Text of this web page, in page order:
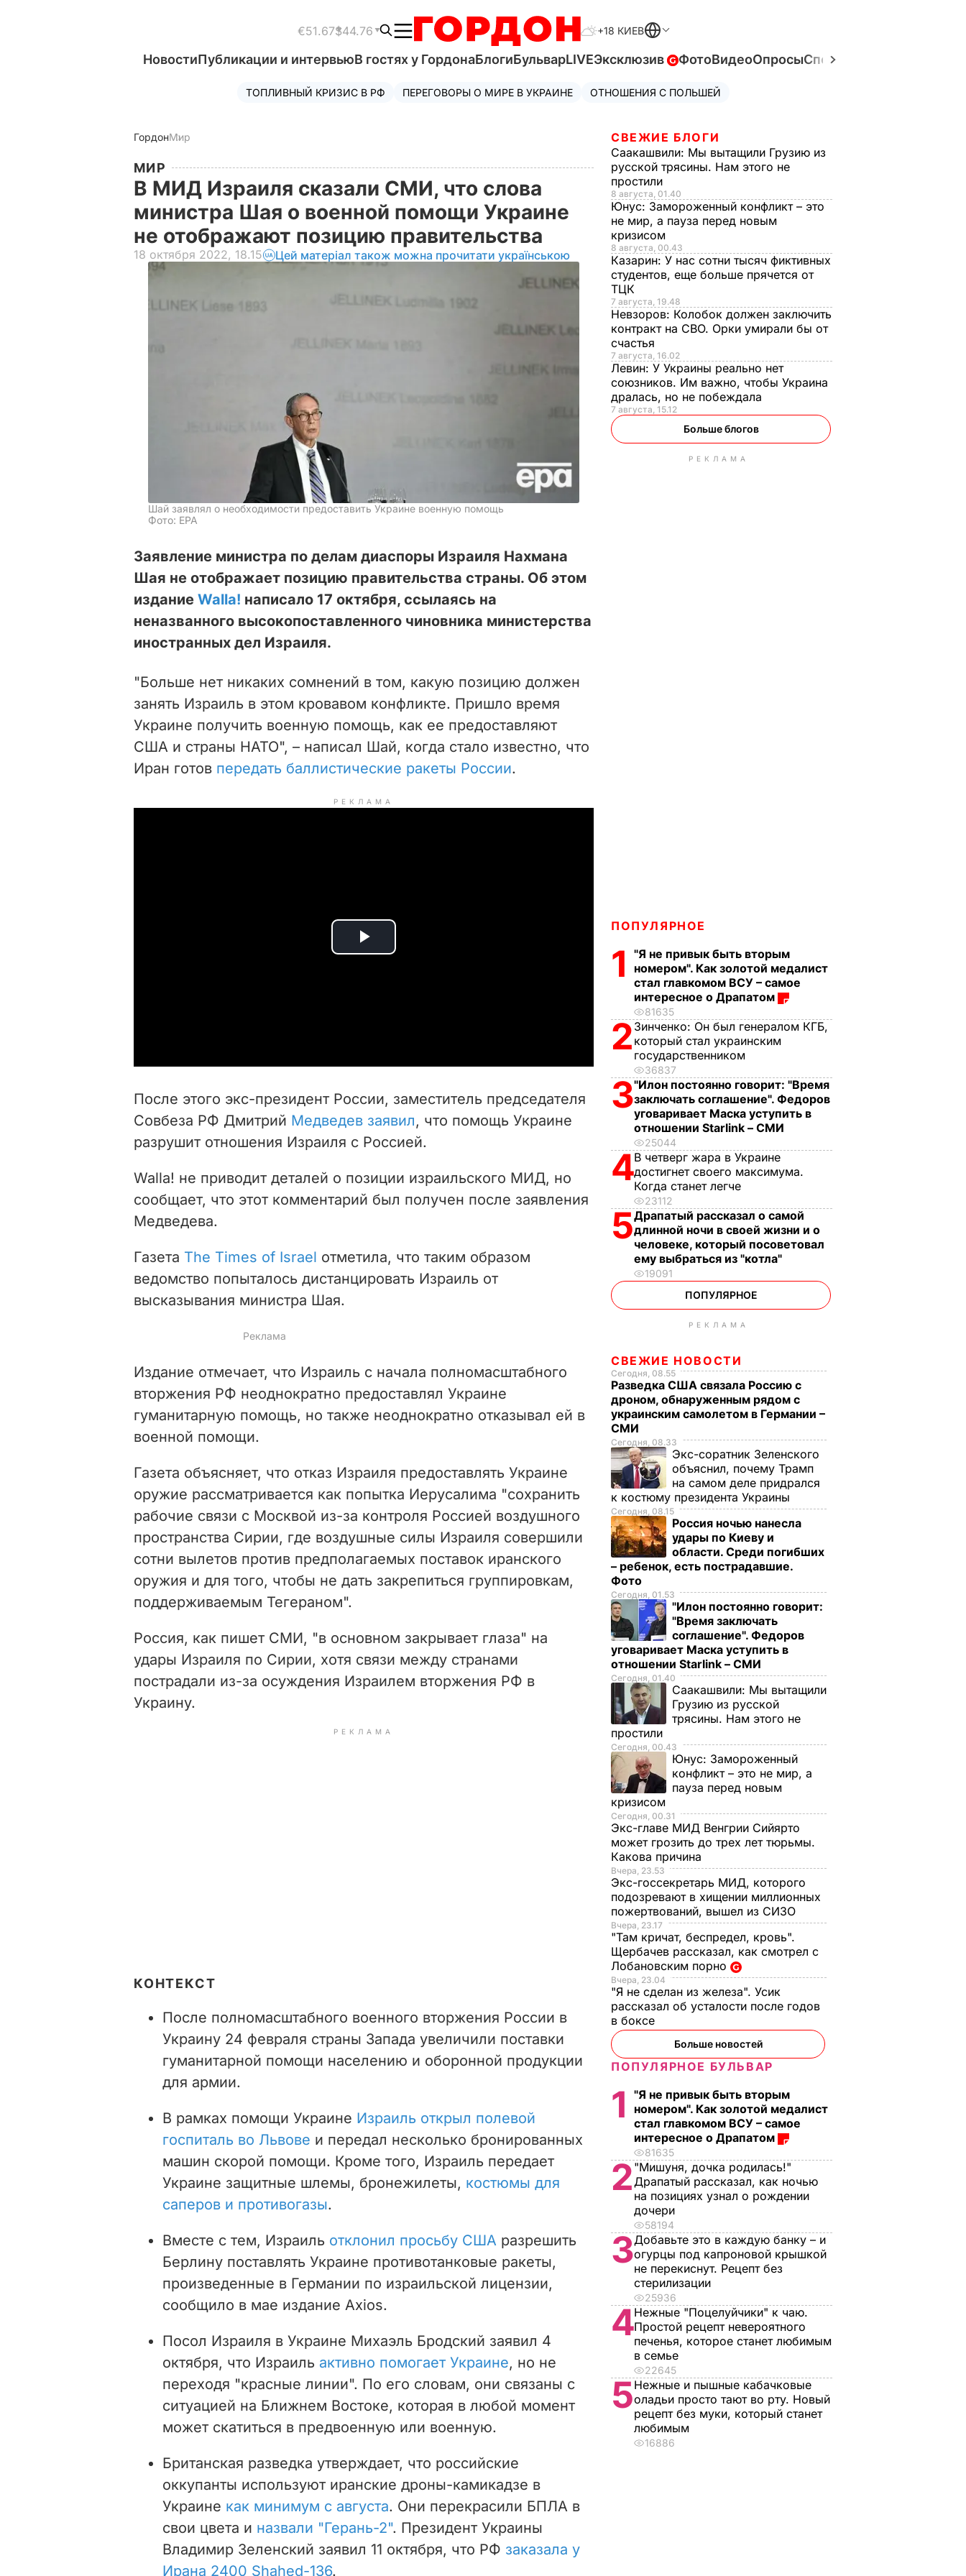
€51.67$44.76 +18 КИЕВ
НовостиПубликации и интервьюВ гостях у ГордонаБлогиБульварLIVEЭксклюзив ФотоВидеоОпросыСпецпроекты
ТОПЛИВНЫЙ КРИЗИС В РФ ПЕРЕГОВОРЫ О МИРЕ В УКРАИНЕ ОТНОШЕНИЯ С ПОЛЬШЕЙ
ГордонМир
МИР
В МИД Израиля сказали СМИ, что слова
министра Шая о военной помощи Украине
не отображают позицию правительства
18 октября 2022, 18.15 Цей матеріал також можна прочитати українською
Шай заявлял о необходимости предоставить Украине военную помощь
Фото: ЕРА
Заявление министра по делам диаспоры Израиля Нахмана
Шая не отображает позицию правительства страны. Об этом
издание Walla! написало 17 октября, ссылаясь на
неназванного высокопоставленного чиновника министерства
иностранных дел Израиля.
"Больше нет никаких сомнений в том, какую позицию должен
занять Израиль в этом кровавом конфликте. Пришло время
Украине получить военную помощь, как ее предоставляют
США и страны НАТО", – написал Шай, когда стало известно, что
Иран готов передать баллистические ракеты России.
РЕКЛАМА
P
i
d
e
o
После этого экс-президент России, заместитель председателя
Совбеза РФ Дмитрий Медведев заявил, что помощь Украине
разрушит отношения Израиля с Россией.
Walla! не приводит деталей о позиции израильского МИД, но
сообщает, что этот комментарий был получен после заявления
Медведева.
Газета The Times of Israel отметила, что таким образом
ведомство попыталось дистанцировать Израиль от
высказывания министра Шая.
Издание отмечает, что Израиль с начала полномасштабного
вторжения РФ неоднократно предоставлял Украине
гуманитарную помощь, но также неоднократно отказывал ей в
военной помощи.
Газета объясняет, что отказ Израиля предоставлять Украине
оружие рассматривается как попытка Иерусалима "сохранить
рабочие связи с Москвой из-за контроля Россией воздушного
пространства Сирии, где воздушные силы Израиля совершили
сотни вылетов против предполагаемых поставок иранского
оружия и для того, чтобы не дать закрепиться группировкам,
поддерживаемым Тегераном".
Россия, как пишет СМИ, "в основном закрывает глаза" на
удары Израиля по Сирии, хотя связи между странами
пострадали из-за осуждения Израилем вторжения РФ в
Украину.
РЕКЛАМА
КОНТЕКСТ
После полномасштабного военного вторжения России в
Украину 24 февраля страны Запада увеличили поставки
гуманитарной помощи населению и оборонной продукции
для армии.
В рамках помощи Украине Израиль открыл полевой
госпиталь во Львове и передал несколько бронированных
машин скорой помощи. Кроме того, Израиль передает
Украине защитные шлемы, бронежилеты, костюмы для
саперов и противогазы.
Вместе с тем, Израиль отклонил просьбу США разрешить
Берлину поставлять Украине противотанковые ракеты,
произведенные в Германии по израильской лицензии,
сообщило в мае издание Axios.
Посол Израиля в Украине Михаэль Бродский заявил 4
октября, что Израиль активно помогает Украине, но не
переходя "красные линии". По его словам, они связаны с
ситуацией на Ближнем Востоке, которая в любой момент
может скатиться в предвоенную или военную.
Британская разведка утверждает, что российские
оккупанты используют иранские дроны-камикадзе в
Украине как минимум с августа. Они перекрасили БПЛА в
свои цвета и назвали "Герань-2". Президент Украины
Владимир Зеленский заявил 11 октября, что РФ заказала у
Ирана 2400 Shahed-136.
СВЕЖИЕ БЛОГИ
Саакашвили: Мы вытащили Грузию из
русской трясины. Нам этого не
простили
8 августа, 01.40
Юнус: Замороженный конфликт – это
не мир, а пауза перед новым
кризисом
8 августа, 00.43
Казарин: У нас сотни тысяч фиктивных
студентов, еще больше прячется от
ТЦК
7 августа, 19.48
Невзоров: Колобок должен заключить
контракт на СВО. Орки умирали бы от
счастья
7 августа, 16.02
Левин: У Украины реально нет
союзников. Им важно, чтобы Украина
дралась, но не побеждала
7 августа, 15.12
Больше блогов
РЕКЛАМА
ПОПУЛЯРНОЕ
1
"Я не привык быть вторым
номером". Как золотой медалист
стал главкомом ВСУ – самое
интересное о Драпатом
81635
2 Зинченко: Он был генералом КГБ,
который стал украинским
государственником
36837
3"Илон постоянно говорит: "Время
заключать соглашение". Федоров
уговаривает Маска уступить в
отношении Starlink – СМИ
25044
4В четверг жара в Украине
достигнет своего максимума.
Когда станет легче
23112
5Драпатый рассказал о самой
длинной ночи в своей жизни и о
человеке, который посоветовал
ему выбраться из "котла"
19091
ПОПУЛЯРНОЕ
РЕКЛАМА
СВЕЖИЕ НОВОСТИ
Сегодня, 08.55
Разведка США связала Россию с
дроном, обнаруженным рядом с
украинским самолетом в Германии –
СМИ
Сегодня, 08.33
Экс-соратник Зеленского
объяснил, почему Трамп
на самом деле придрался
к костюму президента Украины
Сегодня, 08.15
Россия ночью нанесла
удары по Киеву и
области. Среди погибших
– ребенок, есть пострадавшие.
Фото
Сегодня, 01.53
"Илон постоянно говорит:
"Время заключать
соглашение". Федоров
уговаривает Маска уступить в
отношении Starlink – СМИ
Сегодня, 01.40
Саакашвили: Мы вытащили
Грузию из русской
трясины. Нам этого не
простили
Сегодня, 00.43
Юнус: Замороженный
конфликт – это не мир, а
пауза перед новым
кризисом
Сегодня, 00.31
Экс-главе МИД Венгрии Сийярто
может грозить до трех лет тюрьмы.
Какова причина
Вчера, 23.53
Экс-госсекретарь МИД, которого
подозревают в хищении миллионных
пожертвований, вышел из СИЗО
Вчера, 23.17
"Там кричат, беспредел, кровь".
Щербачев рассказал, как смотрел с
Лобановским порно
Вчера, 23.04
"Я не сделан из железа". Усик
рассказал об усталости после годов
в боксе
Больше новостей
ПОПУЛЯРНОЕ БУЛЬВАР
1
"Я не привык быть вторым
номером". Как золотой медалист
стал главкомом ВСУ – самое
интересное о Драпатом
81635
2 "Мишуня, дочка родилась!"
Драпатый рассказал, как ночью
на позициях узнал о рождении
дочери
58194
3Добавьте это в каждую банку – и
огурцы под капроновой крышкой
не перекиснут. Рецепт без
стерилизации
25936
4Нежные "Поцелуйчики" к чаю.
Простой рецепт невероятного
печенья, которое станет любимым
в семье
22645
5Нежные и пышные кабачковые
оладьи просто тают во рту. Новый
рецепт без муки, который станет
любимым
16886